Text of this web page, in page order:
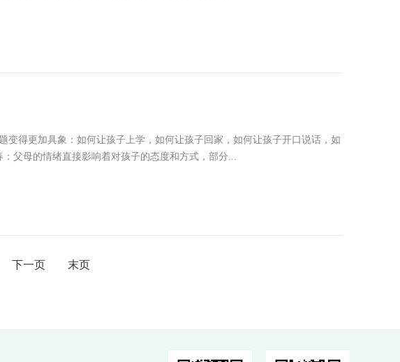
得更加具象：如何让孩子上学，如何让孩子回家，如何让孩子开口说话，如
父母的情绪直接影响着对孩子的态度和方式，部分...
下一页 末页